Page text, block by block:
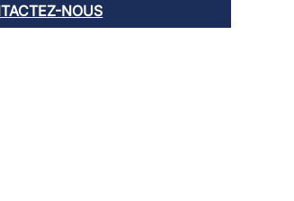
NOUS